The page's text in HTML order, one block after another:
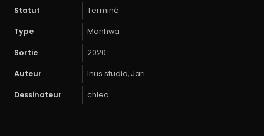
Statut Terminé
Type Manhwa
Sortie 2020
Auteur Inus studio, Jari
Dessinateur chleo